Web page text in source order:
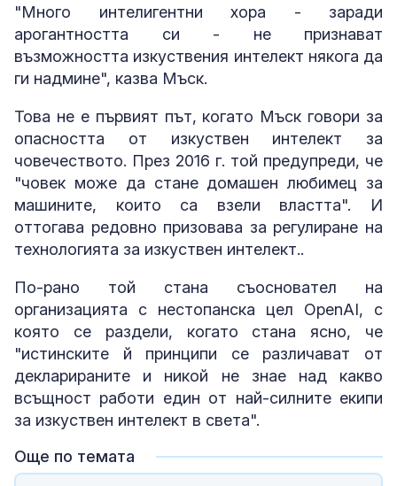
"Много интелигентни хора - заради
арогантността си - не признават
възможността изкуствения интелект някога да
ги надмине", казва Мъск.
Това не е първият път, когато Мъск говори за
опасността от изкуствен интелект за
човечеството. През 2016 г. той предупреди, че
"човек може да стане домашен любимец за
машините, които са взели властта". И
оттогава редовно призовава за регулиране на
технологията за изкуствен интелект..
По-рано той стана съосновател на
организацията с нестопанска цел OpenAI, с
която се раздели, когато стана ясно, че
"истинските й принципи се различават от
декларираните и никой не знае над какво
всъщност работи един от най-силните екипи
за изкуствен интелект в света".
Още по темата